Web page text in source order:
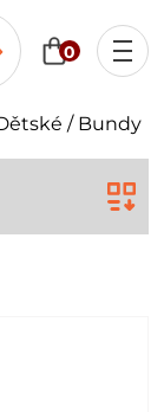
0
/ Bundy